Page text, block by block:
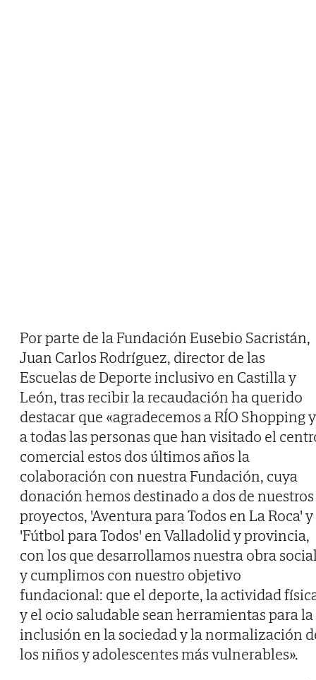
Por parte de la Fundación Eusebio Sacristán,
Juan Carlos Rodríguez, director de las
Escuelas de Deporte inclusivo en Castilla y
León, tras recibir la recaudación ha querido
destacar que «agradecemos a RÍO Shopping y
a todas las personas que han visitado el
comercial estos dos últimos años la
colaboración con nuestra Fundación, cuya
donación hemos destinado a dos de nuestros
proyectos, 'Aventura para Todos en La Roca' y
'Fútbol para Todos' en Valladolid y provincia,
con los que desarrollamos nuestra obra
y cumplimos con nuestro objetivo
fundacional: que el deporte, la actividad
y el ocio saludable sean herramientas para la
inclusión en la sociedad y la normalización
los niños y adolescentes más vulnerables».